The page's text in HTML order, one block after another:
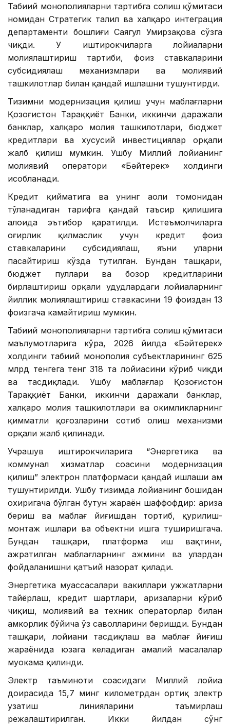
Табиий монополияларни тартибга солиш қўмитаси
номидан Стратегик таҳлил ва халқаро интеграция
департаменти бошлиғи Саягул Умирзақова сўзга
чиқди. У иштирокчиларга лойиҳаларни
молиялаштириш тартиби, фоиз ставкаларини
субсидиялаш механизмлари ва молиявий
ташкилотлар билан қандай ишлашни тушунтирди.
Тизимни модернизация қилиш учун маблағларни
Қозоғистон Тараққиёт Банки, иккинчи даражали
банклар, халқаро молия ташкилотлари, бюджет
кредитлари ва хусусий инвестициялар орқали
жалб қилиш мумкин. Ушбу Миллий лойиҳанинг
молиявий оператори «Бәйтерек» холдинги
ҳисобланади.
Кредит қийматига ва унинг аҳоли томонидан
тўланадиган тарифга қандай таъсир қилишига
алоҳида эътибор қаратилди. Истеъмолчиларга
оғирлик қилмаслик учун кредит фоиз
ставкаларини субсидиялаш, яъни уларни
пасайтириш кўзда тутилган. Бундан ташқари,
бюджет пуллари ва бозор кредитларини
бирлаштириш орқали ҳудудлардаги лойиҳаларнинг
йиллик молиялаштириш ставкасини 19 фоиздан 13
фоизгача камайтириш мумкин.
Табиий монополияларни тартибга солиш қўмитаси
маълумотларига кўра, 2026 йилда «Бәйтерек»
холдинги табиий монополия субъектларининг 625
млрд тенгега тенг 318 та лойиҳасини кўриб чиқди
ва тасдиқлади. Ушбу маблағлар Қозоғистон
Тараққиёт Банки, иккинчи даражали банклар,
халқаро молия ташкилотлари ва ҳокимликларнинг
қимматли қоғозларини сотиб олиш механизми
орқали жалб қилинади.
Учрашув иштирокчиларига “Энергетика ва
коммунал хизматлар соҳасини модернизация
қилиш” электрон платформаси қандай ишлаши ҳам
тушунтирилди. Ушбу тизимда лойиҳанинг бошидан
охиригача бўлган бутун жараён шаффофдир: ариза
бериш ва маблағ йиғишдан тортиб, қурилиш-
монтаж ишлари ва объектни ишга туширишгача.
Бундан ташқари, платформа иш вақтини,
ажратилган маблағларнинг ҳажмини ва улардан
фойдаланишни қатъий назорат қилади.
Энергетика муассасалари вакиллари ҳужжатларни
тайёрлаш, кредит шартлари, аризаларни кўриб
чиқиш, молиявий ва техник операторлар билан
ҳамкорлик бўйича ўз саволларини беришди. Бундан
ташқари, лойиҳани тасдиқлаш ва маблағ йиғиш
жараёнида юзага келадиган амалий масалалар
муҳокама қилинди.
Электр таъминоти соҳасидаги Миллий лойиҳа
доирасида 15,7 минг километрдан ортиқ электр
узатиш линияларини таъмирлаш
режалаштирилган. Икки йилдан сўнг